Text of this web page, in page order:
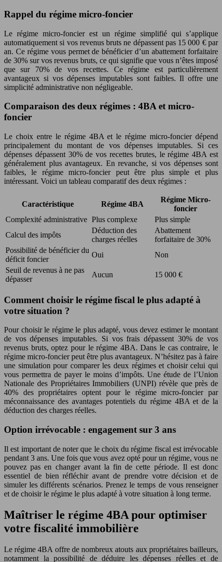
Rappel du régime micro-foncier
Le régime micro-foncier est un régime simplifié qui s’applique
automatiquement si vos revenus bruts ne dépassent pas 15 000 € par
an. Ce régime vous permet de bénéficier d’un abattement forfaitaire
de 30% sur vos revenus bruts, ce qui signifie que vous n’êtes imposé
que sur 70% de vos recettes. Ce régime est particulièrement
avantageux si vos dépenses imputables sont faibles. Il offre une
simplicité administrative non négligeable.
Comparaison des deux régimes : 4BA et micro-
foncier
Le choix entre le régime 4BA et le régime micro-foncier dépend
principalement du montant de vos dépenses imputables. Si ces
dépenses dépassent 30% de vos recettes brutes, le régime 4BA est
généralement plus avantageux. En revanche, si vos dépenses sont
faibles, le régime micro-foncier peut être plus simple et plus
intéressant. Voici un tableau comparatif des deux régimes :
Caractéristique Régime 4BA
Régime Micro-
foncier
Complexité administrative Plus complexe
Plus simple
Calcul des impôts
Déduction des
charges réelles
Abattement
forfaitaire de 30%
Possibilité de bénéficier du
déficit foncier
Oui
Non
Seuil de revenus à ne pas
dépasser
Aucun 15 000 €
Comment choisir le régime fiscal le plus adapté à
votre situation ?
Pour choisir le régime le plus adapté, vous devez estimer le montant
de vos dépenses imputables. Si vos frais dépassent 30% de vos
revenus bruts, optez pour le régime 4BA. Dans le cas contraire, le
régime micro-foncier peut être plus avantageux. N’hésitez pas à faire
une simulation pour comparer les deux régimes et choisir celui qui
vous permettra de payer le moins d’impôts. Une étude de l’Union
Nationale des Propriétaires Immobiliers (UNPI) révèle que près de
40% des propriétaires optent pour le régime micro-foncier par
méconnaissance des avantages potentiels du régime 4BA et de la
déduction des charges réelles.
Option irrévocable : engagement sur 3 ans
Il est important de noter que le choix du régime fiscal est irrévocable
pendant 3 ans. Une fois que vous avez opté pour un régime, vous ne
pouvez pas en changer avant la fin de cette période. Il est donc
essentiel de bien réfléchir avant de prendre votre décision et de
simuler les différents scénarios. Prenez le temps de vous renseigner
et de choisir le régime le plus adapté à votre situation à long terme.
Maîtriser le régime 4BA pour optimiser
votre fiscalité immobilière
Le régime 4BA offre de nombreux atouts aux propriétaires bailleurs,
notamment la possibilité de déduire les dépenses réelles et de